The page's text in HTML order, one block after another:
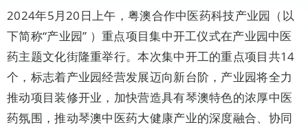
2024年5月20日上午，粤澳合作中医药科技产业园（以
下简称“产业园” ）重点项目集中开工仪式在产业园中医
药主题文化街隆重举行。本次集中开工的重点项目共14
个，标志着产业园经营发展迈向新台阶，产业园将全力
推动项目装修开业，加快营造具有琴澳特色的浓厚中医
药氛围，推动琴澳中医药大健康产业的深度融合、协同